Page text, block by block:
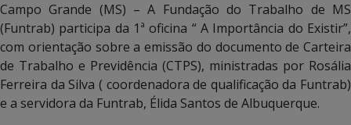
Campo Grande (MS) – A Fundação do Trabalho de MS
(Funtrab) participa da 1ª oficina “ A Importância do Existir”,
com orientação sobre a emissão do documento de Carteira
de Trabalho e Previdência (CTPS), ministradas por Rosália
Ferreira da Silva ( coordenadora de qualificação da Funtrab)
e a servidora da Funtrab, Élida Santos de Albuquerque.